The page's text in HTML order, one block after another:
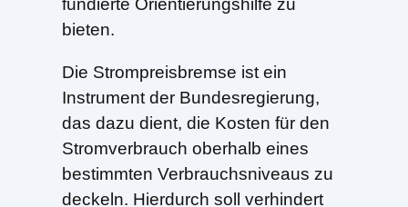
fundierte Orientierungshilfe zu
bieten.
Die Strompreisbremse ist ein
Instrument der Bundesregierung,
das dazu dient, die Kosten für den
Stromverbrauch oberhalb eines
bestimmten Verbrauchsniveaus zu
deckeln. Hierdurch soll verhindert